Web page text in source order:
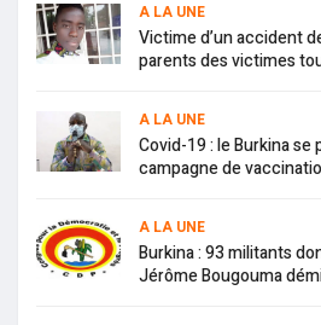
A LA UNE
Victime d’un accident
parents des victimes
A LA UNE
Covid-19 : le Burkina se
campagne de
A LA UNE
Burkina : 93 militants
Jérôme Bougouma